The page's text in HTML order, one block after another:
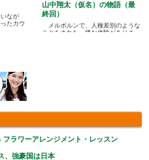
なが
たカウ
山中翔太（仮名）の物語（最
終回）
メルボルンで、人種差別のような
ことをされた、嫌な体験がありま
ラワーアレンジメント・レッスン
、強豪国は日本